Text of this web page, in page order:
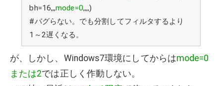
bh=16,,,mode=0,,,,)
#バグらない。でも分割してフィルタするより
1～2遅くなる。
が、しかし、Windows7環境にしてからはmode=0
または2では正しく作動しない。